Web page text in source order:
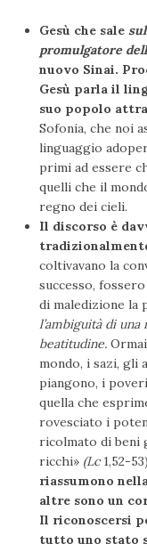
Gesù che sale
promulgatore
nuovo Sinai.
Gesù parla il
suo popolo
Sofonia, che noi
linguaggio
primi ad essere
quelli che il
regno dei cieli.
Il discorso è
coltivavano la
successo,
di maledizione la
l’ambiguità di
beatitudine.
mondo, i sazi, gli
piangono, i
quella che
rovesciato i
ricolmato di beni
ricchi» (Lc1,52-
riassumono
altre sono un
Il riconoscersi
tutto uno stato